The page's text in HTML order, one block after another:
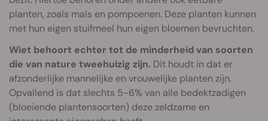
planten, zoals maïs en pompoenen. Deze planten kunnen
met hun eigen stuifmeel hun eigen bloemen bevruchten.
Wiet behoort echter tot de minderheid van soorten
die van nature tweehuizig zijn. Dit houdt in dat er
afzonderlijke mannelijke en vrouwelijke planten zijn.
Opvallend is dat slechts 5-6% van alle bedektzadigen
(bloeiende plantensoorten) deze zeldzame en